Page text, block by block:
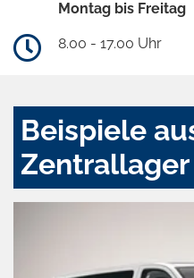
Montag bis Freitag
8.00 - 17.00 Uhr
Beispiele
Zentrallager